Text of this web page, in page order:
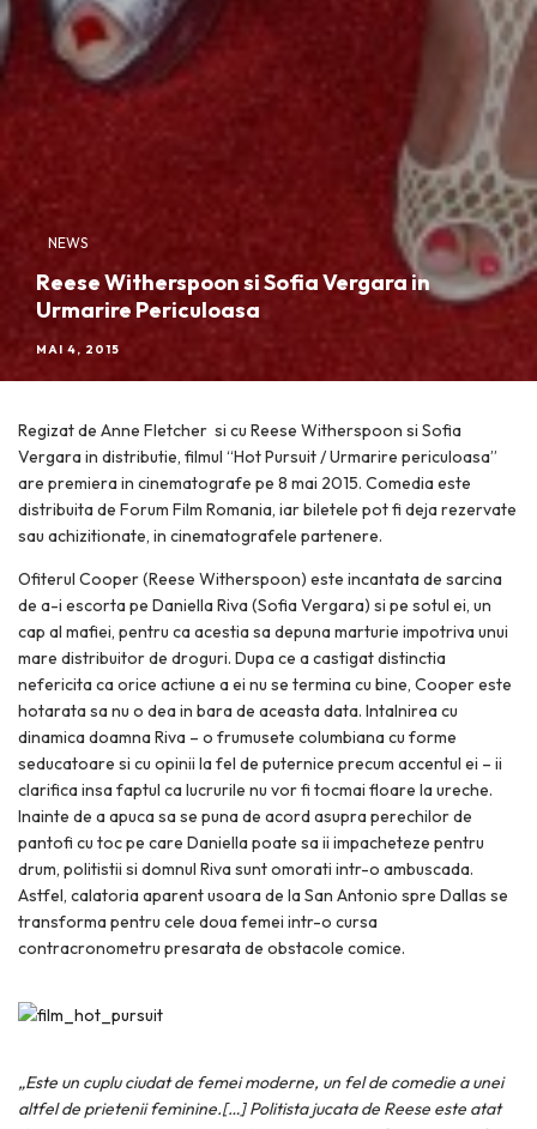
NEWS
Reese Witherspoon si Sofia Vergara in
Urmarire Periculoasa
MAI 4, 2015
Regizat de Anne Fletcher si cu Reese Witherspoon si Sofia
Vergara in distributie, filmul “Hot Pursuit / Urmarire periculoasa”
are premiera in cinematografe pe 8 mai 2015. Comedia este
distribuita de Forum Film Romania, iar biletele pot fi deja rezervate
sau achizitionate, in cinematografele partenere.
Ofiterul Cooper (Reese Witherspoon) este incantata de sarcina
de a-i escorta pe Daniella Riva (Sofia Vergara) si pe sotul ei, un
cap al mafiei, pentru ca acestia sa depuna marturie impotriva unui
mare distribuitor de droguri. Dupa ce a castigat distinctia
nefericita ca orice actiune a ei nu se termina cu bine, Cooper este
hotarata sa nu o dea in bara de aceasta data. Intalnirea cu
dinamica doamna Riva – o frumusete columbiana cu forme
seducatoare si cu opinii la fel de puternice precum accentul ei – ii
clarifica insa faptul ca lucrurile nu vor fi tocmai floare la ureche.
Inainte de a apuca sa se puna de acord asupra perechilor de
pantofi cu toc pe care Daniella poate sa ii impacheteze pentru
drum, politistii si domnul Riva sunt omorati intr-o ambuscada.
Astfel, calatoria aparent usoara de la San Antonio spre Dallas se
transforma pentru cele doua femei intr-o cursa
contracronometru presarata de obstacole comice.
„Este un cuplu ciudat de femei moderne, un fel de comedie a unei
altfel de prietenii feminine.[…] Politista jucata de Reese este atat